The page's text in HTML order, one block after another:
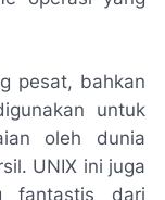
pesat, bahkan
untuk
oleh dunia
UNIX ini juga
fantastis dari